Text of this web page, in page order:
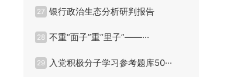
27 银行政治生态分析研判报告
28 不重“面子”重“里子”——···
29 入党积极分子学习参考题库50···